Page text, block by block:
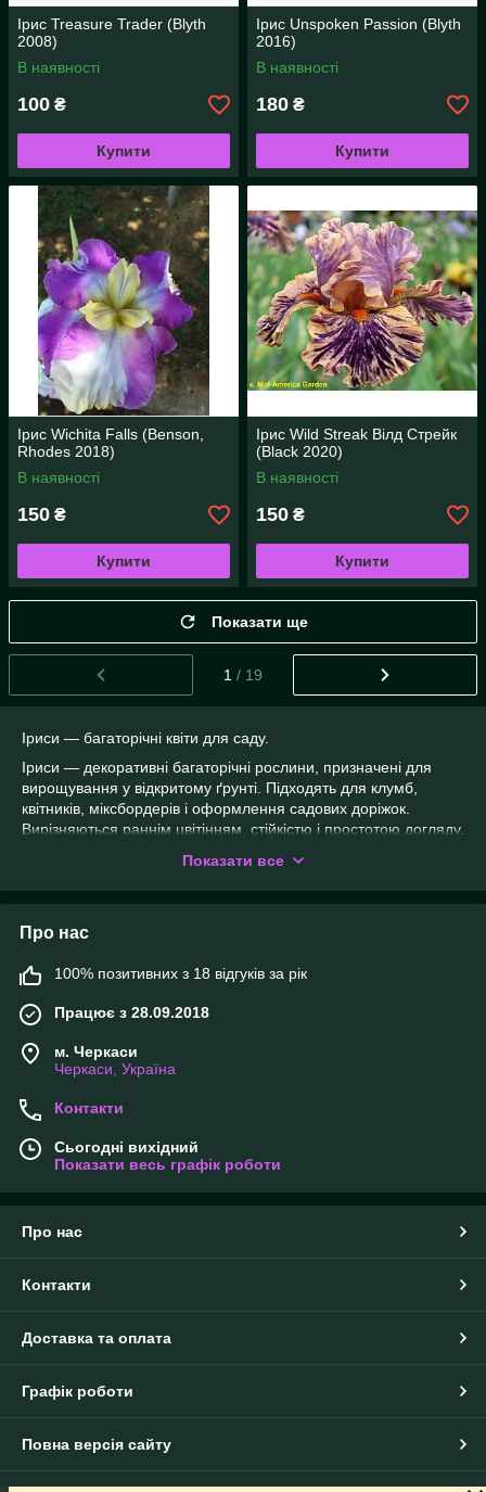
Ірис Treasure Trader (Blyth
2008)
В наявності
100 ₴
Купити
Ірис Unspoken Passion (Blyth
2016)
В наявності
180 ₴
Купити
Ірис Wichita Falls (Benson,
Rhodes 2018)
В наявності
150 ₴
Купити
Ірис Wild Streak Вілд Стрейк
(Black 2020)
В наявності
150 ₴
Купити
Показати ще
1 / 19
Іриси — багаторічні квіти для саду.
Іриси — декоративні багаторічні рослини, призначені для
вирощування у відкритому ґрунті. Підходять для клумб,
квітників, міксбордерів і оформлення садових доріжок.
Вирізняються раннім цвітінням, стійкістю і простотою догляду.
У категорії представлені сорти ірисів різних видів: бородаті,
безбороді та карликові. Рослини розрізняються за висотою,
іриси для різних завдань у саду.
Посадка ірисів рекомендується на сонячних або злегка
Корневще розміщують близько до поверхні. Догляд за
в сезон росту й обрізання після цвітіння.
Іриси добре зимують у відкритому ґрунті та підходять як для
початківців, так і для досвідчених садівників.
Показати все
Про нас
100% позитивних з 18 відгуків за рік
Працює з 28.09.2018
м. Черкаси
Черкаси, Україна
Контакти
Сьогодні вихідний
Показати весь графік роботи
Про нас
Контакти
Доставка та оплата
Графік роботи
Повна версія сайту